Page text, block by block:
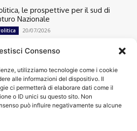
Consenso
utilizziamo tecnologie come i cookie
alle informazioni del dispositivo. Il
ci permetterà di elaborare dati come il
o ID unici su questo sito. Non
può influire negativamente su alcune
le prospettive per il sud di
Nazionale
20/07/2026
13482
7296
4208